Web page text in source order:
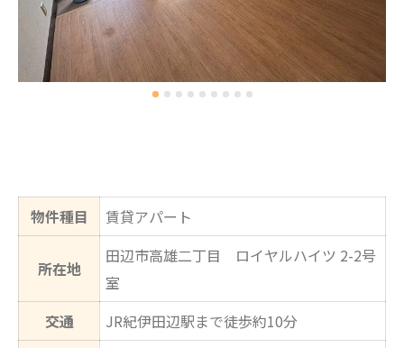
物件種目 賃貸アパート
所在地
田辺市高雄二丁目 ロイヤルハイツ 2-2号
室
交通
JR紀伊田辺駅まで徒歩約10分